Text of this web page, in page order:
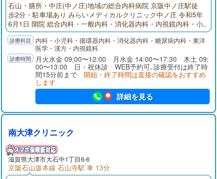
石山・膳所・中庄(中ノ庄)地域の総合内科病院 京阪中ノ庄駅徒
歩2分・駐車場あり みらいメディカルクリニック中ノ庄 令和5年
6月1日 開院 総合内科・一般内科・消化器内科・内視鏡内科・小
児科 (内科に関するご病気は当院へ受診ください) 内視鏡(胃カメ
ラ・大腸カメラ) クリニックにおいて大腸カメラを実施している
病院はとても少ない状況です。 超音波検査(エコー検査：くぶや
お腹の検査がすぐに出来ます)
内科・小児科・循環器内科・消化器内科・糖尿病内科・東洋
医学・漢方・内視鏡科
月火水金 09:00〜12:00 月水金 14:00〜17:30 木土 09:
00〜13:00 日・祝休診 WEB予約可､診療受付は終了時
間15分前まで 開始・終了時間は直接の確認をおすすめ
します
詳細を見る
南大津クリニック
滋賀県大津市大石中1丁目6-6
京阪石山坂本線 石山寺駅 車 13分